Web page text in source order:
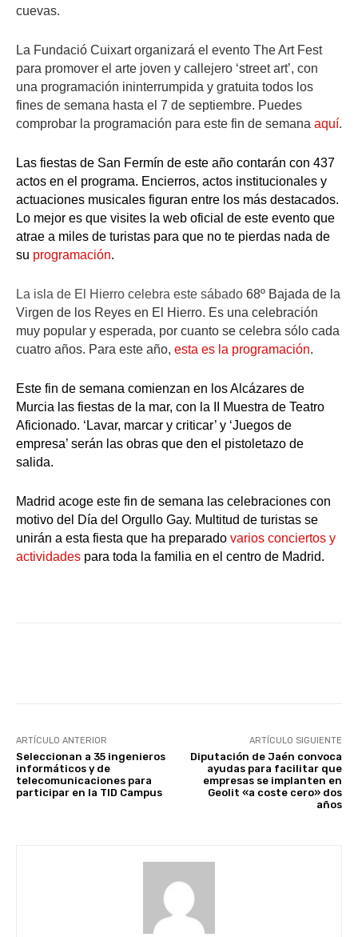
i
t
r
i
d
l
a
e
o
l
u
i
n
h
m
a
n
d
e
u
cuevas.
La Fundació Cuixart organizará el evento The Art Fest
para promover el arte joven y callejero ‘street art’, con
una programación ininterrumpida y gratuita todos los
fines de semana hasta el 7 de septiembre. Puedes
comprobar la programación para este fin de semana aquí.
Las fiestas de San Fermín de este año contarán con 437
actos en el programa. Encierros, actos institucionales y
actuaciones musicales figuran entre los más destacados.
Lo mejor es que visites la web oficial de este evento que
atrae a miles de turistas para que no te pierdas nada de
su programación.
La isla de El Hierro celebra este sábado 68º Bajada de la
Virgen de los Reyes en El Hierro. Es una celebración
muy popular y esperada, por cuanto se celebra sólo cada
cuatro años. Para este año, esta es la programación.
Este fin de semana comienzan en los Alcázares de
Murcia las fiestas de la mar, con la II Muestra de Teatro
Aficionado. ‘Lavar, marcar y criticar’ y ‘Juegos de
empresa’ serán las obras que den el pistoletazo de
salida.
Madrid acoge este fin de semana las celebraciones con
motivo del Día del Orgullo Gay. Multitud de turistas se
unirán a esta fiesta que ha preparado varios conciertos y
actividades para toda la familia en el centro de Madrid.
ARTÍCULO ANTERIOR
Seleccionan a 35 ingenieros
informáticos y de
telecomunicaciones para
participar en la TID Campus
ARTÍCULO SIGUIENTE
Diputación de Jaén convoca
ayudas para facilitar que
empresas se implanten en
Geolit «a coste cero» dos
años